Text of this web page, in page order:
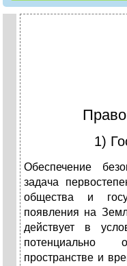
1)
Обеспечение
задача
общества и
появления на
действует в
потенциально
пространстве и